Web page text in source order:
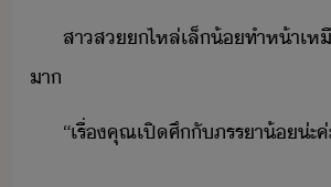
สา​ส​​ไหล่​เล็้​ทำ​ห้า​เหื
า​
“​เรื่​คุณ​เปิศึ​ั​ภรรา้​่ะ​ค่